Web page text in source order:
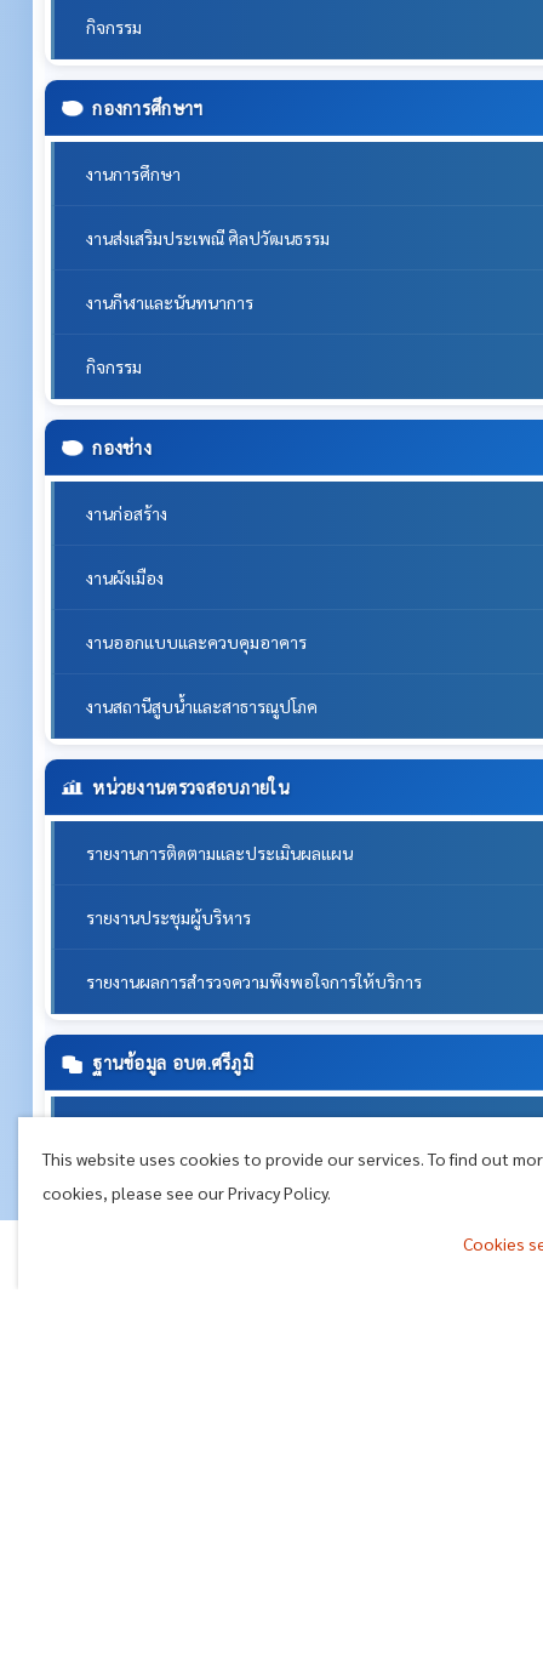
กิจกรรม
กองการศึกษาฯ
งานการศึกษา
งานส่งเสริมประเพณี ศิลปวัฒนธรรม
งานกีฬาและนันทนาการ
กิจกรรม
กองช่าง
งานก่อสร้าง
งานผังเมือง
งานออกแบบและควบคุมอาคาร
งานสถานีสูบน้ำและสาธารณูปโภค
หน่วยงานตรวจสอบภายใน
รายงานการติดตามและประเมินผลแผน
รายงานประชุมผู้บริหาร
รายงานผลการสำรวจความพึงพอใจการให้บริการ
ฐานข้อมูล อบต.ศรีภูมิ
ฐานข้อมูลภูมิปัญญาท้องถิ่น
This website uses cookies to provide our services. To find out
cookies, please see our Privacy Policy.
Cookies